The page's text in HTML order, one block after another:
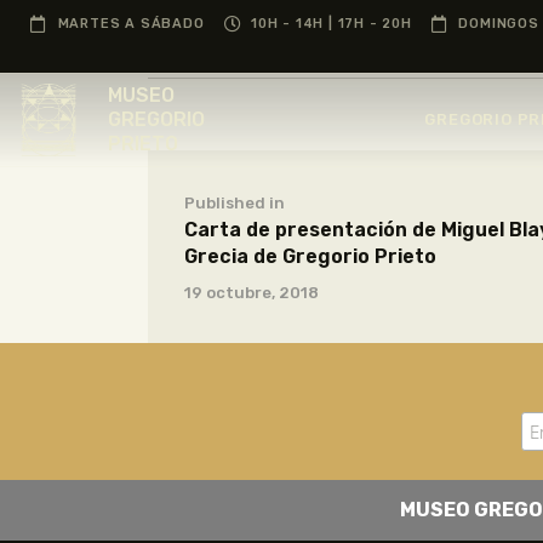
MARTES A SÁBADO 10H - 14H | 17H - 20H
MUSEO
Published in
Carta de presentación de Miguel
Grecia de Gregorio Prieto
19 octubre, 2018
MUSEO